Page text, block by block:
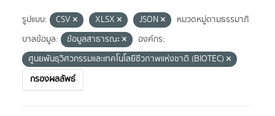
รูปแบบ: CSV XLSX JSON
หมวดหมู่ตามธรรมาภิ
บาลข้อมูล:
ข้อมูลสาธารณะ
องค์กร:
ศูนยพันธุวิศวกรรมและเทคโนโลยีชีวภาพแห่งชาติ (BIOTEC)
กรองผลลัพธ์